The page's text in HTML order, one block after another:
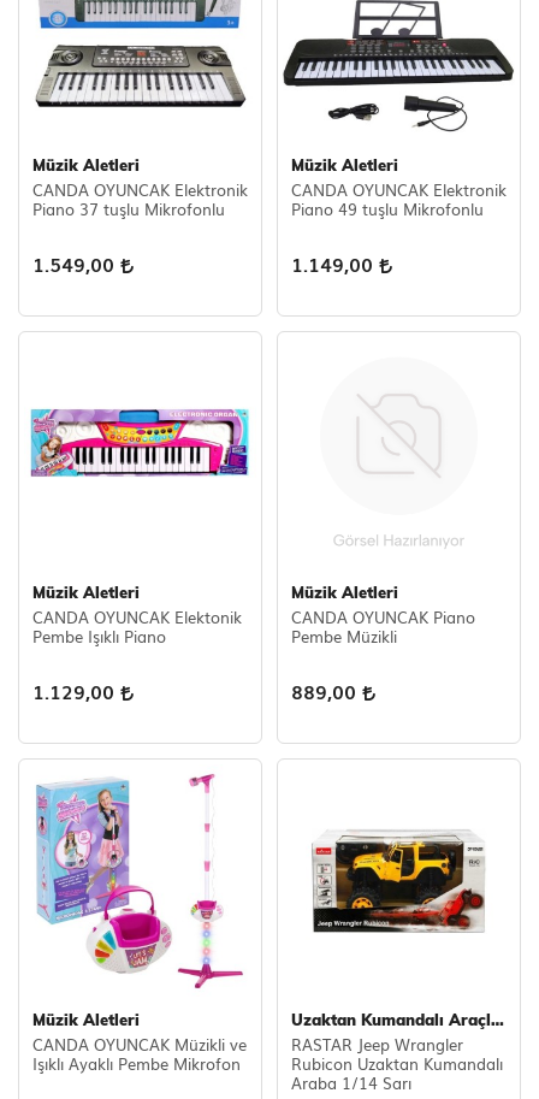
Müzik Aletleri
CANDA OYUNCAK Elektronik
Piano 37 tuşlu Mikrofonlu
1.549,00
Müzik Aletleri
CANDA OYUNCAK Elektronik
Piano 49 tuşlu Mikrofonlu
1.149,00
Müzik Aletleri
CANDA OYUNCAK Elektonik
Pembe Işıklı Piano
1.129,00
Müzik Aletleri
CANDA OYUNCAK Piano
Pembe Müzikli
889,00
Müzik Aletleri
CANDA OYUNCAK Müzikli ve
Işıklı Ayaklı Pembe Mikrofon
Uzaktan Kumandalı Araçlar
RASTAR Jeep Wrangler
Rubicon Uzaktan Kumandalı
Araba 1/14 Sarı